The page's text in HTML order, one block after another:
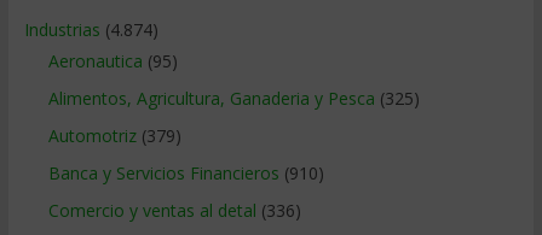
Industrias (4.874)
Aeronautica (95)
Alimentos, Agricultura, Ganaderia y Pesca (325)
Automotriz(379)
Banca y Servicios Financieros (910)
Comercio y ventas al detal (336)